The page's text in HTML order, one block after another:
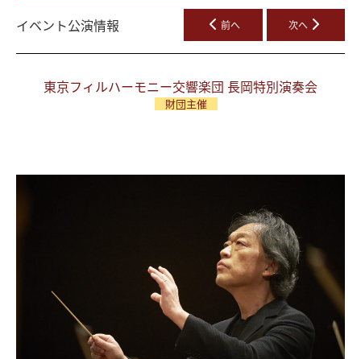
イベント公演情報 前へ 次へ
東京フィルハーモニー交響楽団 長岡特別演奏会
財団主催